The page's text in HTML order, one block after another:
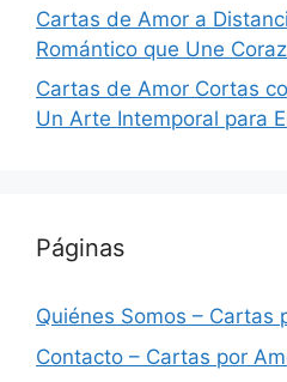
Cartas de Amor a
Romántico que Une
Cartas de Amor Cortas
Un Arte Intemporal para
Páginas
Quiénes Somos – Cartas
Contacto – Cartas por